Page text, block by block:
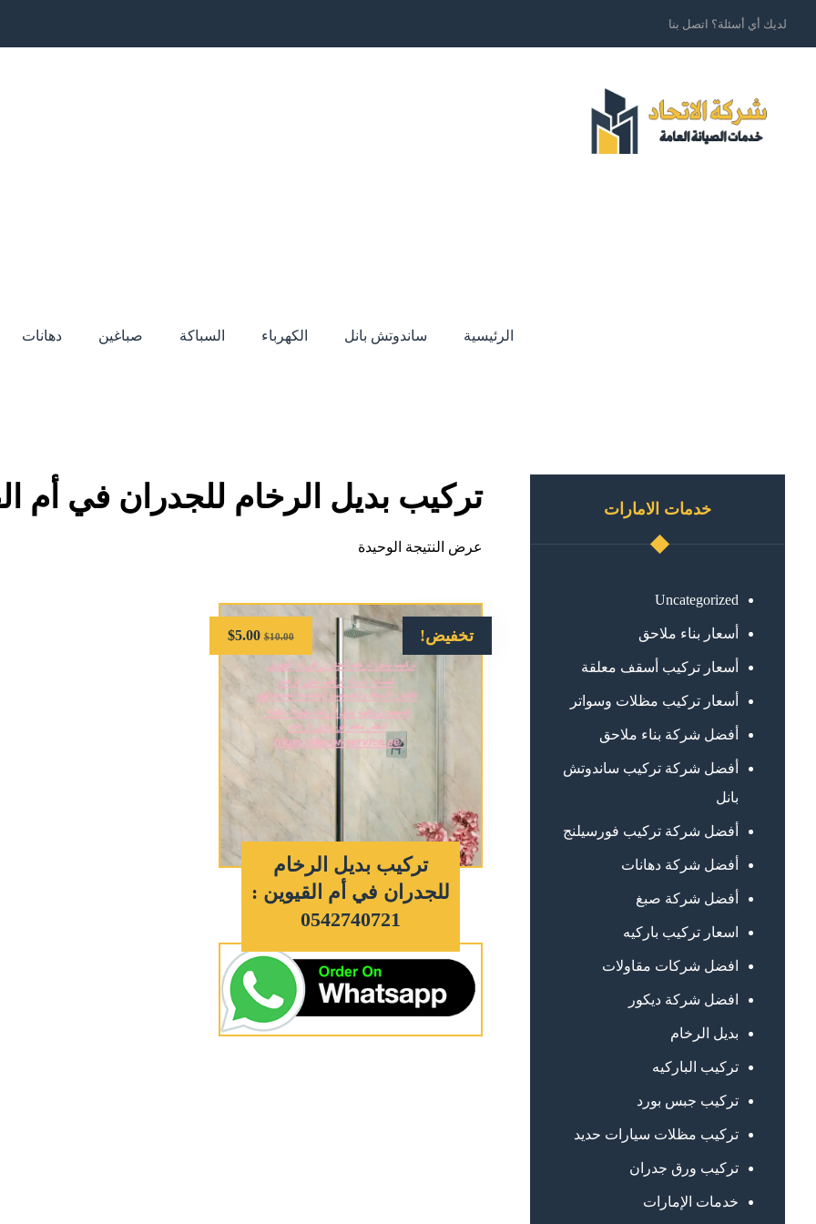
لديك أي أسئلة؟ اتصل بنا
الرئيسية ساندوتش بانل الكهرباء السباكة صباغين دهانات
تركيب بديل الرخام للجدران في أم
عرض النتيجة الوحيدة
تخفيض!
تركيب بديل الرخام
للجدران في أم القيوين :
0542740721
$10.00
$5.00
خدمات الامارات
Uncategorized
أسعار بناء ملاحق
أسعار تركيب أسقف معلقة
أسعار تركيب مظلات وسواتر
أفضل شركة بناء ملاحق
أفضل شركة تركيب ساندوتش
بانل
أفضل شركة تركيب فورسيلنج
أفضل شركة دهانات
أفضل شركة صبغ
اسعار تركيب باركيه
افضل شركات مقاولات
افضل شركة ديكور
بديل الرخام
تركيب الباركيه
تركيب جبس بورد
تركيب مظلات سيارات حديد
تركيب ورق جدران
خدمات الإمارات